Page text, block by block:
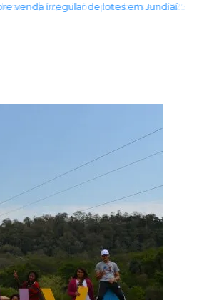
venda irregular de lotes em Jundiaí